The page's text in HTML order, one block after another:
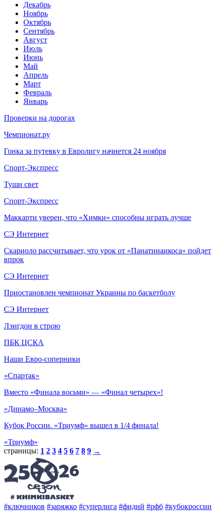
Декабрь
Ноябрь
Октябрь
Сентябрь
Август
Июль
Июнь
Май
Апрель
Март
Февраль
Январь
Проверки на дорогах
Чемпионат.ру
Гонка за путевку в Евролигу начнется 24 ноября
Спорт-Экспресс
Туши свет
Спорт-Экспресс
Маккарти уверен, что «Химки» способны играть лучше
СЭ Интернет
Скариоло рассчитывает, что урок от «Панатинаикоса» пойдет
впрок
СЭ Интернет
Приостановлен чемпионат Украины по баскетболу
СЭ Интернет
Лэнгдон в строю
ПБК ЦСКА
Наши Евро-соперники
«Спартак»
Вместо «Финала восьми» — «Финал четырех»!
«Динамо–Москва»
Кубок России. «Триумф» вышел в 1/4 финала!
«Триумф»
страницы: 1 2 3 4 5 6 7 8 9 →
#ключников #заряжко #суперлига #фидий #рфб #кубокроссии